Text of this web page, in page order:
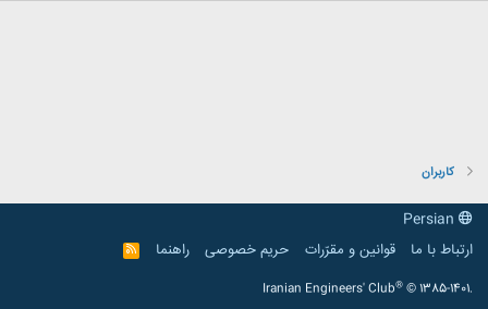
کاربران
ارتباط با ما
قوانین و مقرّرات حریم خصوصی راهنما
R
S
Iranian Engineers' Club® © 1385-1401.